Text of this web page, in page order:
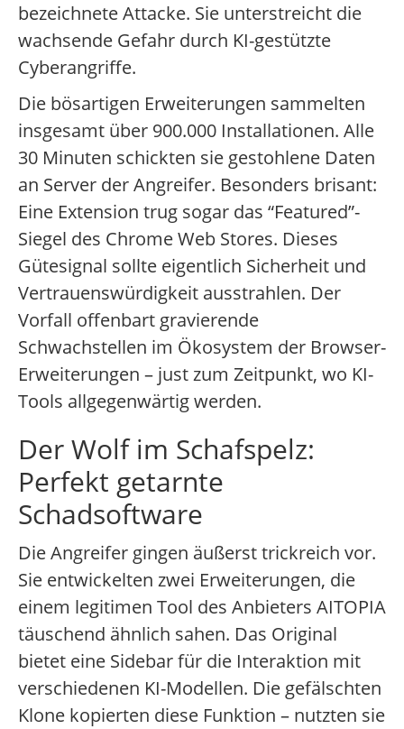
bezeichnete Attacke. Sie unterstreicht die
wachsende Gefahr durch KI-gestützte
Cyberangriffe.
Die bösartigen Erweiterungen sammelten
insgesamt über 900.000 Installationen. Alle
30 Minuten schickten sie gestohlene Daten
an Server der Angreifer. Besonders brisant:
Eine Extension trug sogar das “Featured”-
Siegel des Chrome Web Stores. Dieses
Gütesignal sollte eigentlich Sicherheit und
Vertrauenswürdigkeit ausstrahlen. Der
Vorfall offenbart gravierende
Schwachstellen im Ökosystem der Browser-
Erweiterungen – just zum Zeitpunkt, wo KI-
Tools allgegenwärtig werden.
Der Wolf im Schafspelz:
Perfekt getarnte
Schadsoftware
Die Angreifer gingen äußerst trickreich vor.
Sie entwickelten zwei Erweiterungen, die
einem legitimen Tool des Anbieters AITOPIA
täuschend ähnlich sahen. Das Original
bietet eine Sidebar für die Interaktion mit
verschiedenen KI-Modellen. Die gefälschten
Klone kopierten diese Funktion – nutzten sie